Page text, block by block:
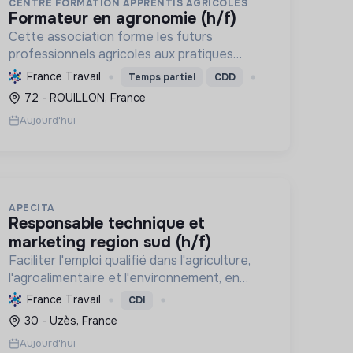
CENTRE FORMATION APPRENTIS AGRICOLES
formateur en agronomie (h/f)
Cette association forme les futurs
professionnels agricoles aux pratiques
durables et innovantes, du CAPA au BTSA,
pour une transition agroécologique.
France Travail Temps partiel CDD
72 - ROUILLON, France
Aujourd'hui
APECITA
responsable technique et
marketing region sud (h/f)
Faciliter l'emploi qualifié dans l'agriculture,
l'agroalimentaire et l'environnement, en
promouvant l'agroécologie et les
biosolutions pour une transition durable et
respectueuse de la nature.
France Travail CDI
30 - Uzès, France
Aujourd'hui